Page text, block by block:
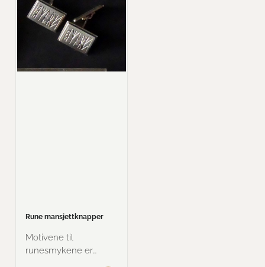
Rune mansjettknapper
Motivene til
runesmykene er